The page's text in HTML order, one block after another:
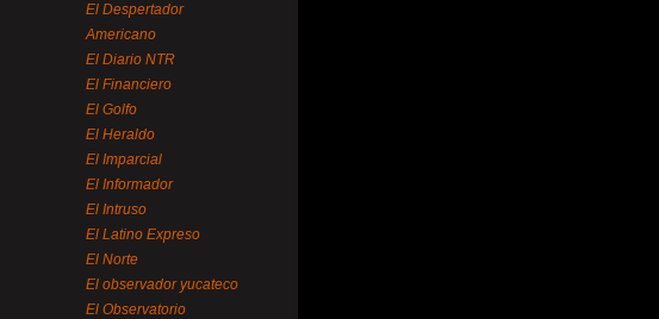
El Despertador
Americano
El Diario NTR
El Financiero
El Golfo
El Heraldo
El Imparcial
El Informador
El Intruso
El Latino Expreso
El Norte
El observador yucateco
El Observatorio